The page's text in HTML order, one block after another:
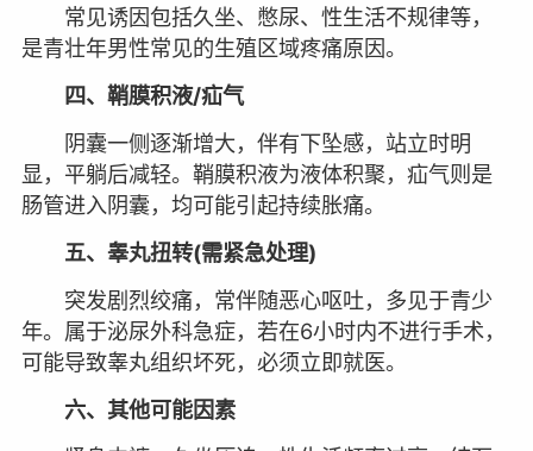
常见诱因包括久坐、憋尿、性生活不规律等，
是青壮年男性常见的生殖区域疼痛原因。
四、鞘膜积液/疝气
阴囊一侧逐渐增大，伴有下坠感，站立时明
显，平躺后减轻。鞘膜积液为液体积聚，疝气则是
肠管进入阴囊，均可能引起持续胀痛。
五、睾丸扭转(需紧急处理)
突发剧烈绞痛，常伴随恶心呕吐，多见于青少
年。属于泌尿外科急症，若在6小时内不进行手术，
可能导致睾丸组织坏死，必须立即就医。
六、其他可能因素